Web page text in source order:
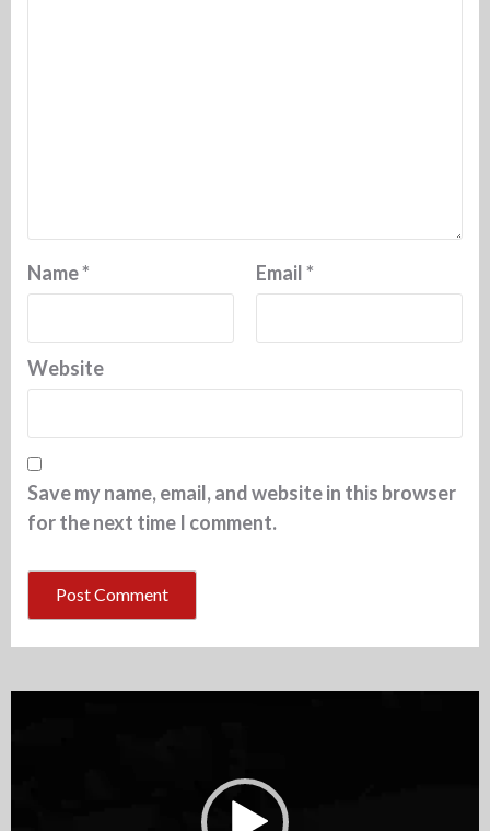
Name* Email*
Website
Save my name, email, and website in this browser
for the next time I comment.